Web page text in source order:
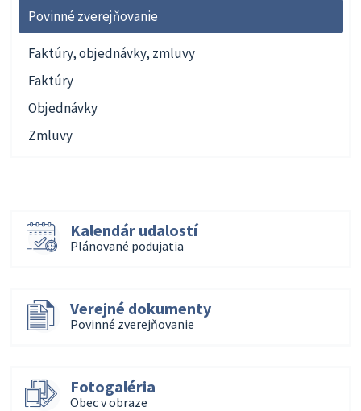
Povinné zverejňovanie
Faktúry, objednávky, zmluvy
Faktúry
Objednávky
Zmluvy
Kalendár udalostí
Plánované podujatia
Verejné dokumenty
Povinné zverejňovanie
Fotogaléria
Obec v obraze